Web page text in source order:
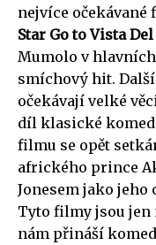
nejvíce
Star Go to Vista
Mumolo v
smíchový hit.
očekávají velké
díl klasické
filmu se opět
afrického prince
Jonesem jako jeho
Tyto filmy jsou jen
nám přináší